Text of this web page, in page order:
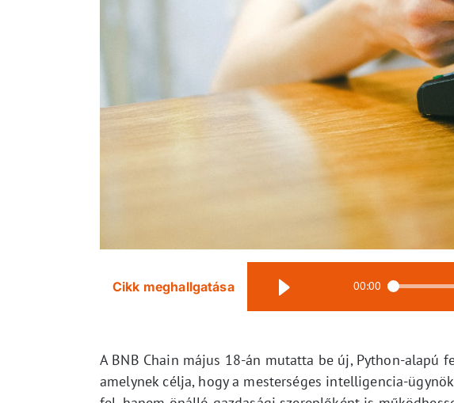
Cikk meghallgatása 00:00
A BNB Chain május 18-án mutatta be új, Python-alapú
amelynek célja, hogy a mesterséges intelligencia-